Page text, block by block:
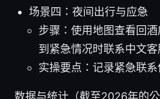
场景四：夜间出行与应急
步骤：使用地图查看回
到紧急情况时联系中文客
实操要点：记录紧急联